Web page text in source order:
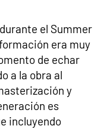
el Summer
era muy
de echar
a la obra al
y
es
incluyendo